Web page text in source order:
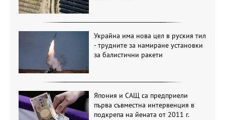
Украйна има нова цел в руския тил
- трудните за намиране установки
за балистични ракети
Япония и САЩ са предприели
първа съвместна интервенция в
подкрепа на йената от 2011 г.